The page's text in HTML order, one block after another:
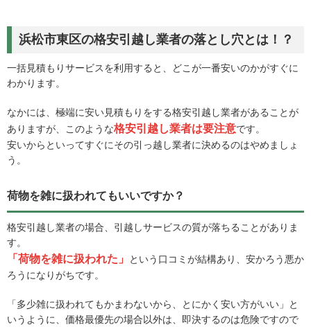
浜松市東区の格安引越し業者の落とし穴とは！？
一括見積もりサービスを利用すると、どこが一番安いのかがすぐに
わかります。
なかには、極端に安い見積もりをする格安引越し業者があることが
ありますが、このような格安引越し業者は要注意です。
安いからといってすぐにその引っ越し業者に決めるのはやめましょ
う。
荷物を雑に扱われてもいいですか？
格安引越し業者の場合、引越しサービスの質が落ちることがありま
す。
「荷物を雑に扱われた」
という口コミが結構あり、安かろう悪か
ろうになりがちです。
「多少雑に扱われてもかまわないから、とにかく安い方がいい」と
いうように、価格最優先の場合以外は、即決するのは危険ですので